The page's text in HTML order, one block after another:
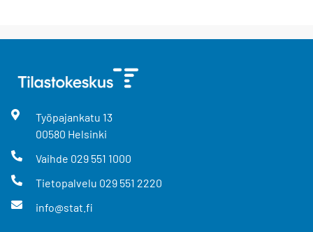
Työpajankatu 13
00580 Helsinki
Vaihde 029 551 1000
Tietopalvelu 029 551 2220
info@stat.fi